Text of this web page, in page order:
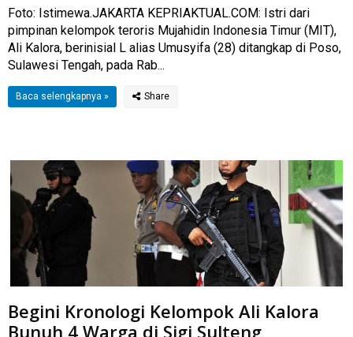
Foto: Istimewa.JAKARTA KEPRIAKTUAL.COM: Istri dari
pimpinan kelompok teroris Mujahidin Indonesia Timur (MIT),
Ali Kalora, berinisial L alias Umusyifa (28) ditangkap di Poso,
Sulawesi Tengah, pada Rab...
Baca selengkapnya »
Begini Kronologi Kelompok Ali Kalora
Bunuh 4 Warga di Sigi Sulteng